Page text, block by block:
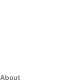
About